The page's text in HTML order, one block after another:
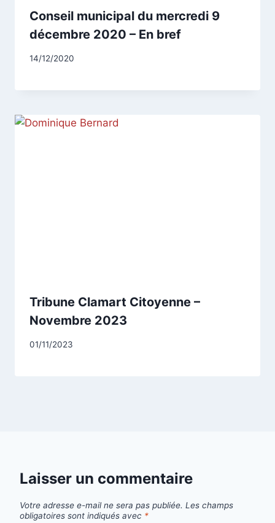
Conseil municipal du mercredi 9
décembre 2020 – En bref
Par
14/12/2020
Tribune Clamart Citoyenne –
Novembre 2023
Par
01/11/2023
Laisser un commentaire
Votre adresse e-mail ne sera pas publiée. Les champs
obligatoires sont indiqués avec *